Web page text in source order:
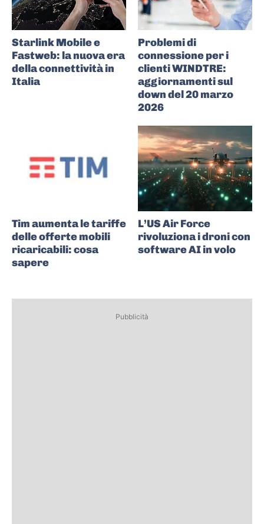
Starlink Mobile e
Fastweb: la nuova era
della connettività in
Italia
Problemi di
connessione per i
clienti WINDTRE:
aggiornamenti sul
down del 20 marzo
2026
Tim aumenta le tariffe
delle offerte mobili
ricaricabili: cosa
sapere
L’US Air Force
rivoluziona i droni con
software AI in volo
Pubblicità